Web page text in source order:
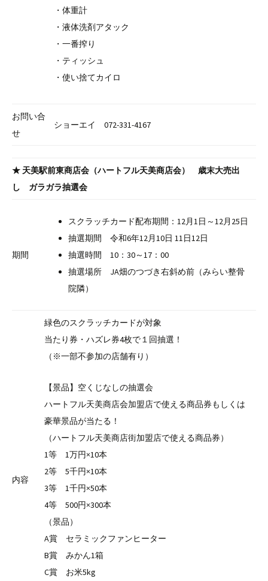
・体重計
・液体洗剤アタック
・一番搾り
・ティッシュ
・使い捨てカイロ
お問い合
せ
ショーエイ 072-331-4167
★ 天美駅前東商店会（ハートフル天美商店会） 歳末大売出
し ガラガラ抽選会
期間
スクラッチカード配布期間：12月1日～12月25日
抽選期間 令和6年12月10日 11日12日
抽選時間 10：30～17：00
抽選場所 JA畑のつづき右斜め前（みらい整骨
院隣）
内容
緑色のスクラッチカードが対象
当たり券・ハズレ券4枚で１回抽選！
（※一部不参加の店舗有り）
【景品】空くじなしの抽選会
ハートフル天美商店会加盟店で使える商品券もしくは
豪華景品が当たる！
（ハートフル天美商店街加盟店で使える商品券）
1等 1万円×10本
2等 5千円×10本
3等 1千円×50本
4等 500円×300本
（景品）
A賞 セラミックファンヒーター
B賞 みかん1箱
C賞 お米5kg